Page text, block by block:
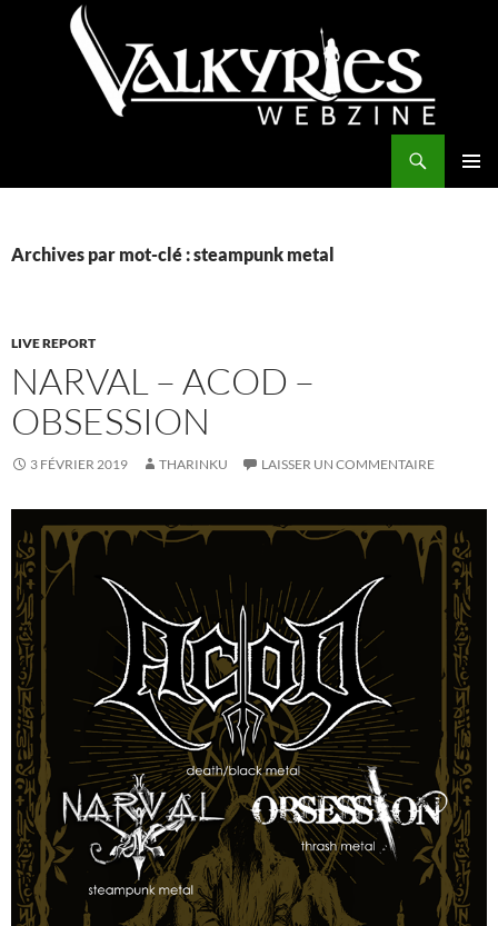
Archives par mot-clé : steampunk metal
LIVE REPORT
NARVAL – ACOD –
OBSESSION
3 FÉVRIER 2019 THARINKU LAISSER UN COMMENTAIRE